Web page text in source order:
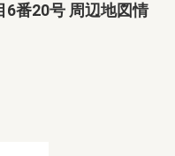
6番20号 周辺地図情